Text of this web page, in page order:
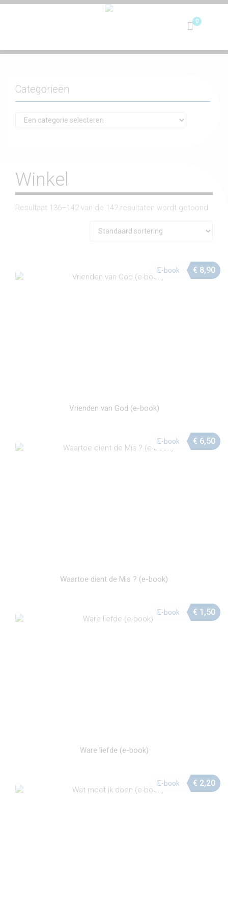
Categorieën
Winkel
Resultaat 136–142 van de 142 resultaten wordt getoond
Vrienden van God (e-book)
E-book € 8,90
Waartoe dient de Mis ? (e-book)
E-book € 6,50
Ware liefde (e-book)
E-book € 1,50
E-book € 2,20